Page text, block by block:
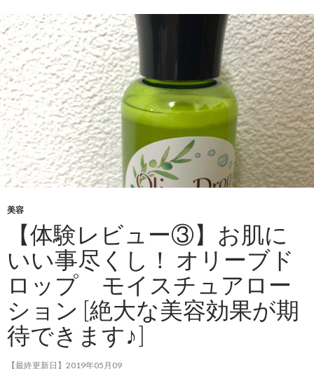
美容
【体験レビュー③】お肌に
いい事尽くし！ オリーブド
ロップ モイスチュアロー
ション [絶大な美容効果が期
待できます♪]
【最終更新日】2019年05月09